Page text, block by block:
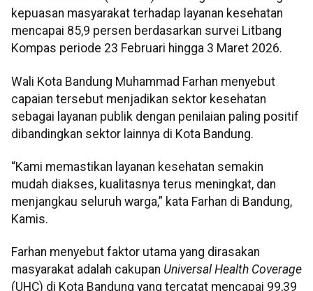
kepuasan masyarakat terhadap layanan kesehatan
mencapai 85,9 persen berdasarkan survei Litbang
Kompas periode 23 Februari hingga 3 Maret 2026.
Wali Kota Bandung Muhammad Farhan menyebut
capaian tersebut menjadikan sektor kesehatan
sebagai layanan publik dengan penilaian paling positif
dibandingkan sektor lainnya di Kota Bandung.
“Kami memastikan layanan kesehatan semakin
mudah diakses, kualitasnya terus meningkat, dan
menjangkau seluruh warga,” kata Farhan di Bandung,
Kamis.
Farhan menyebut faktor utama yang dirasakan
masyarakat adalah cakupan Universal Health Coverage
(UHC) di Kota Bandung yang tercatat mencapai 99,39